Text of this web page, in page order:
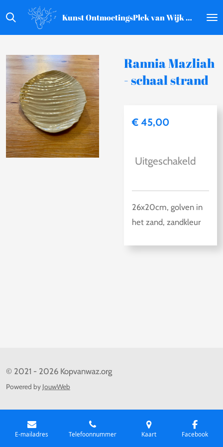
Ga
de
hoofdinhoud
Kunst OntmoetingsPlek van Wijk aan Zee
Rannia Mazliah
- schaal strand
€ 45,00
Uitgeschakeld
26x20cm, golven in
het zand, zandkleur
© 2021 - 2026 Kopvanwaz.org
Powered by JouwWeb
E-mailadres Telefoonnummer Kaart Facebook